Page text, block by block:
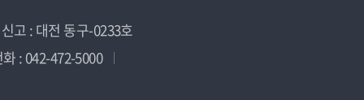
고 : 대전 동구-0233호
: 042-472-5000